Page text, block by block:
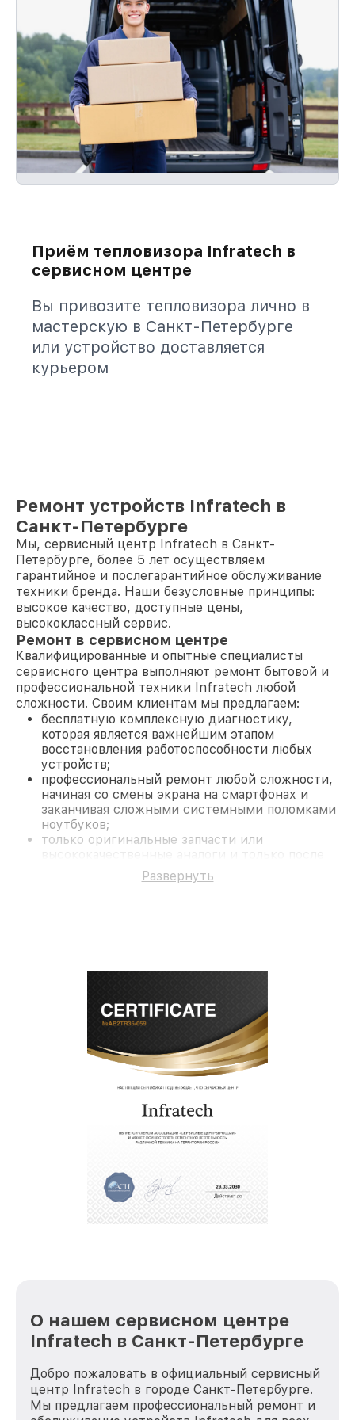
Приём тепловизора Infratech в
сервисном центре
Вы привозите тепловизора лично в
мастерскую в Санкт-Петербурге
или устройство доставляется
курьером
Ремонт устройств Infratech в
Санкт-Петербурге
Мы, сервисный центр Infratech в Санкт-
Петербурге, более 5 лет осуществляем
гарантийное и послегарантийное обслуживание
техники бренда. Наши безусловные принципы:
высокое качество, доступные цены,
высококлассный сервис.
Ремонт в сервисном центре
Квалифицированные и опытные специалисты
сервисного центра выполняют ремонт бытовой и
профессиональной техники Infratech любой
сложности. Своим клиентам мы предлагаем:
бесплатную комплексную диагностику,
которая является важнейшим этапом
восстановления работоспособности любых
устройств;
профессиональный ремонт любой сложности,
начиная со смены экрана на смартфонах и
заканчивая сложными системными поломками
ноутбуков;
только оригинальные запчасти или
согласования с клиентом.
На все работы и замененные комплектующие
безупречной репутацией;
современное оборудование и
лицензированное ПО в ремонтно-
диагностических мастерских;
собственный склад комплектующих, что
позволяет сократить сроки
восстановительных работ;
услуги курьера для владельцев
крупногабаритной техники, которые
обеспечат доставку устройств в сервис в
За годы своей деятельности мы получали только
положительные отзывы и обрели отличную
стараемся каждый день делать наш сервис еще
Развернуть
О нашем сервисном центре
Infratech в Санкт-Петербурге
Добро пожаловать в официальный сервисный
центр Infratech в городе Санкт-Петербурге.
Мы предлагаем профессиональный ремонт и